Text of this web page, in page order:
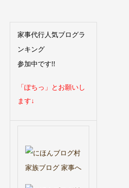
家事代行人気ブログラ
ンキング
参加中です!!
「ぽちっ」とお願いし
ます↓